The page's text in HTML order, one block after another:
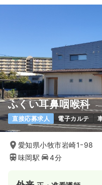
ふくい耳鼻咽喉科
直接応募求人 電子カルテ
愛知県小牧市岩崎1ｰ98
味岡駅
4分